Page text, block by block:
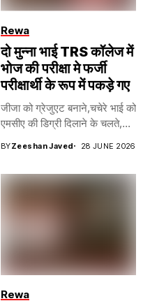
Rewa
दो मुन्ना भाई TRS कॉलेज में
भोज की परीक्षा मे फर्जी
परीक्षार्थी के रूप में पकड़े गए
जीजा को ग्रेजुएट बनाने,चचेरे भाई को
एमसीए की डिग्री दिलाने के चलते,...
BYZeeshan Javed 28 JUNE 2026
Rewa